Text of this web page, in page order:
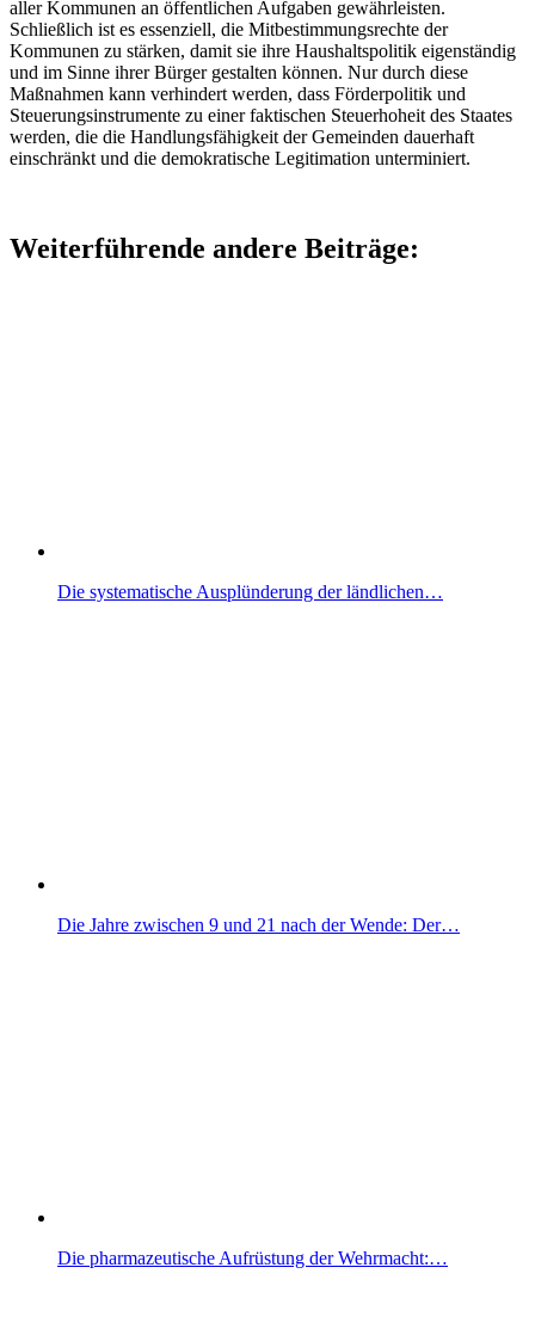
aller Kommunen an öffentlichen Aufgaben gewährleisten.
Schließlich ist es essenziell, die Mitbestimmungsrechte der
Kommunen zu stärken, damit sie ihre Haushaltspolitik eigenständig
und im Sinne ihrer Bürger gestalten können. Nur durch diese
Maßnahmen kann verhindert werden, dass Förderpolitik und
Steuerungsinstrumente zu einer faktischen Steuerhoheit des Staates
werden, die die Handlungsfähigkeit der Gemeinden dauerhaft
einschränkt und die demokratische Legitimation unterminiert.
Weiterführende andere Beiträge:
Die systematische Ausplünderung der ländlichen…
Die Jahre zwischen 9 und 21 nach der Wende: Der…
Die pharmazeutische Aufrüstung der Wehrmacht:…